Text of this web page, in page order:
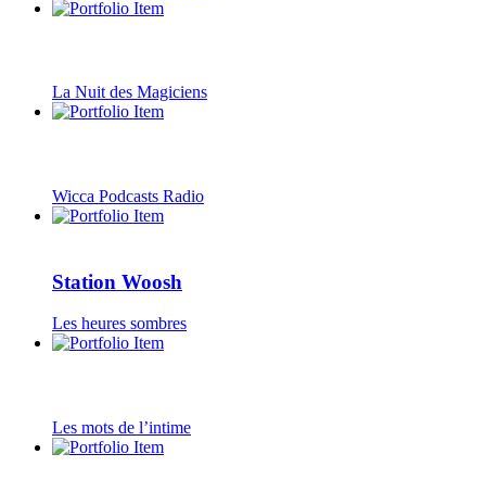
La Nuit des Magiciens
Wicca Podcasts Radio
Station Woosh
Les heures sombres
Les mots de l’intime